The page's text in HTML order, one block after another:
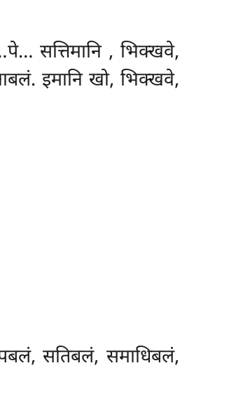
सत्तिमानि , भिक्खवे,
इमानि खो, भिक्खवे,
सतिबलं, समाधिबलं,